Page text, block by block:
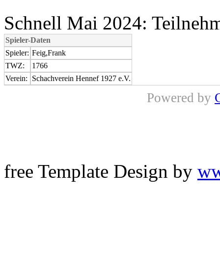
Schnell Mai 2024:
Spieler-Daten
Spieler: Feig,Frank
TWZ:
1766
Verein:
Schachverein Hennef 1927 e.V.
Powered by
free Template Design by